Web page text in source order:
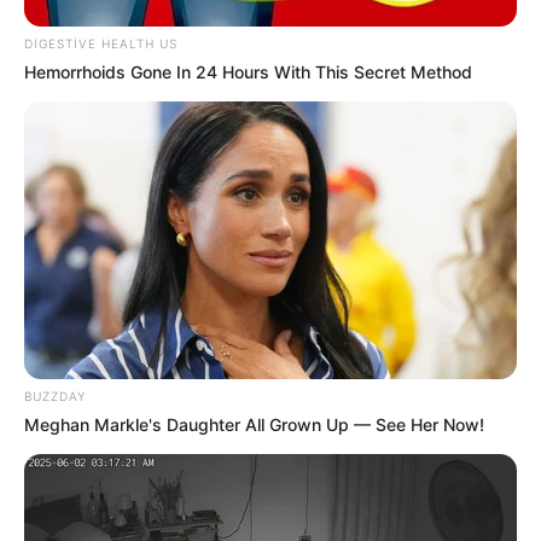
16:40 / 06 Avqust 2026
Kiberhücumçular brauzer yeniləməsi adı
virus yayırlar
90 0
16:15 / 06 Avqust 2026 SİYASƏT
DIGESTIVE HEALTH US
Hemorrhoids Gone In 24 Hours With This Secret Method
BUZZDAY
Meghan Markle's Daughter All Grown Up — See Her Now!